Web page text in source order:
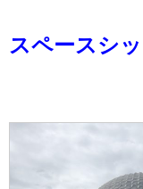
スペースシ